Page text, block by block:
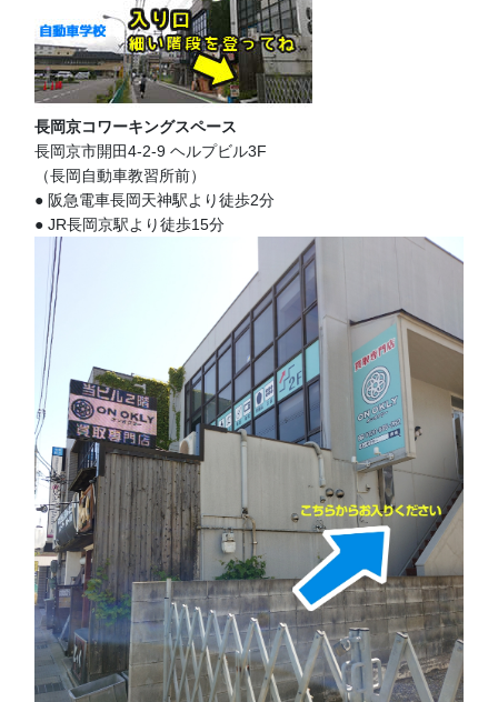
長岡京コワーキングスペース
長岡京市開田4-2-9 ヘルプビル3F
（長岡自動車教習所前）
● 阪急電車長岡天神駅より徒歩2分
● JR長岡京駅より徒歩15分